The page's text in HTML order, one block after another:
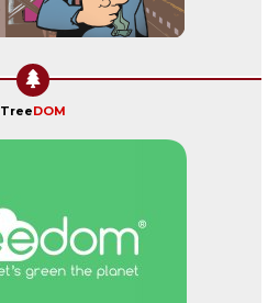
TreeDOM